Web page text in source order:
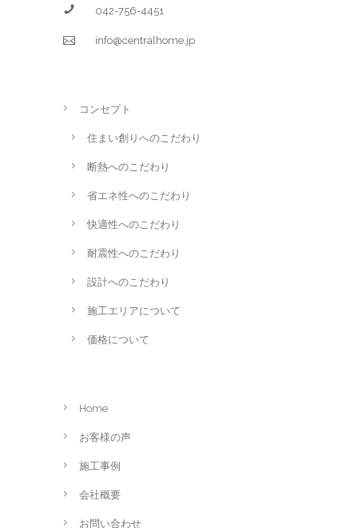
042-756-4451
info@centralhome.jp
コンセプト
住まい創りへのこだわり
断熱へのこだわり
省エネ性へのこだわり
快適性へのこだわり
耐震性へのこだわり
設計へのこだわり
施工エリアについて
価格について
Home
お客様の声
施工事例
会社概要
お問い合わせ